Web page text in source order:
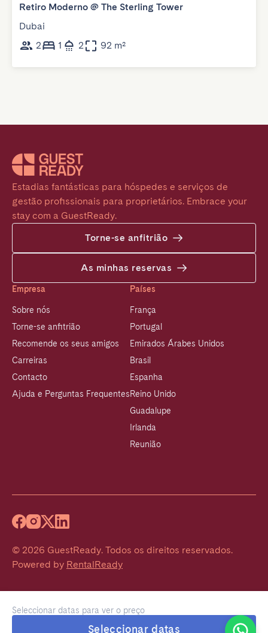
Seleccionar datas para ver o preço
Seleccionar datas
Retiro Moderno @ The Sterling Tower
Dubai
2
1 2 92 m²
Estadias fantásticas para hóspedes e serviços de
gestão profissionais para proprietários. Embrace your
stay com a GuestReady.
Torne-se anfitrião
As minhas reservas
Empresa
Sobre nós
Torne-se anfitrião
Recomende os seus amigos
Carreiras
Contacto
Ajuda e Perguntas Frequentes
Países
França
Portugal
Emirados Árabes Unidos
Brasil
Espanha
Reino Unido
Guadalupe
Irlanda
Reunião
© 2026 GuestReady. Todos os direitos reservados.
Powered by RentalReady
Welcome!